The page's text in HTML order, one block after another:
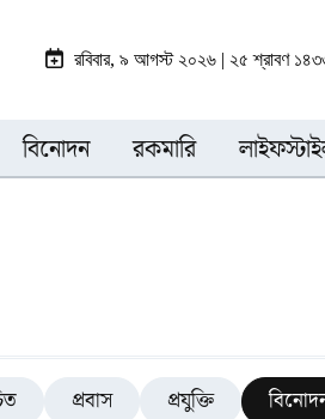
রবিবার, ৯ আগস্ট ২০২৬ | ২৫ শ্রাবণ
বিনোদন রকমারি
প্রবাস প্রযুক্তি